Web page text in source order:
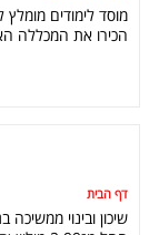
מוסד לימודים
הכירו את המכללה
דף הבית